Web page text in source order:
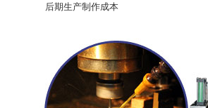
后期生产制作成本